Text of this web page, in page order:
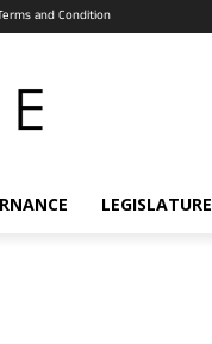
and Condition
LEGISLATURE